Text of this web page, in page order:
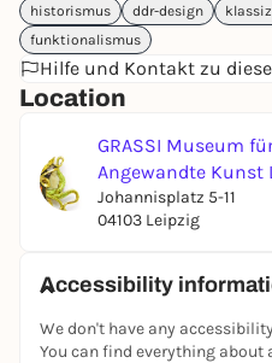
historismus
ddr-design
funktionalismus
Hilfe und Kontakt zu
Location
GRASSI Museum
Angewandte Kunst
Johannisplatz 5-11
04103 Leipzig
Accessibility
We don't have any
You can find everything